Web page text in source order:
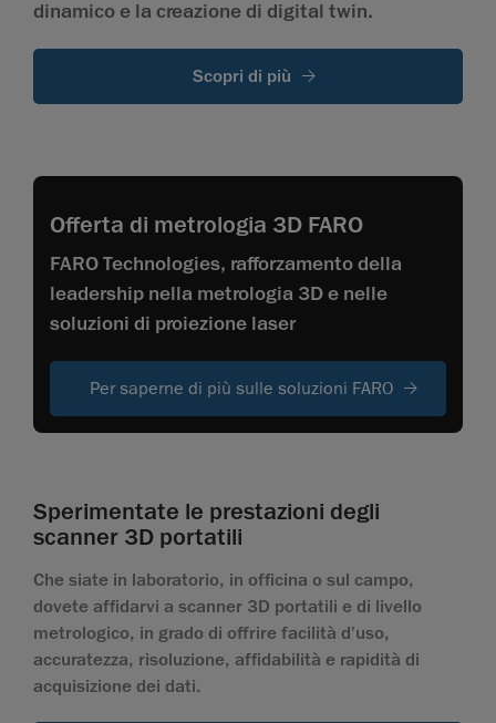
dinamico e la creazione di digital twin.
Scopri di più
Offerta di metrologia 3D FARO
FARO Technologies, rafforzamento della
leadership nella metrologia 3D e nelle
soluzioni di proiezione laser
Per saperne di più sulle soluzioni FARO
Sperimentate le prestazioni degli
scanner 3D portatili
Che siate in laboratorio, in officina o sul campo,
dovete affidarvi a scanner 3D portatili e di livello
metrologico, in grado di offrire facilità d'uso,
accuratezza, risoluzione, affidabilità e rapidità di
acquisizione dei dati.